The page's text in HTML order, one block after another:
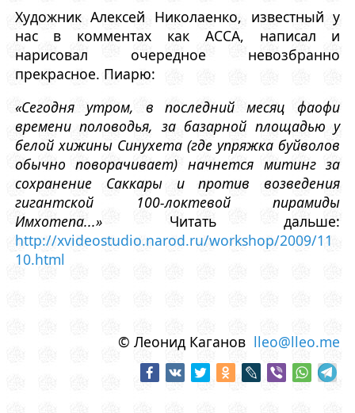
Художник Алексей Николаенко, известный у
нас в комментах как ACCA, написал и
нарисовал очередное невозбранно
прекрасное. Пиарю:
«Сегодня утром, в последний месяц фаофи
времени половодья, за базарной площадью у
белой хижины Синухета (где упряжка буйволов
обычно поворачивает) начнется митинг за
сохранение Саккары и против возведения
гигантской 100-локтевой пирамиды
Имхотепа...»Читать дальше:
http://xvideostudio.narod.ru/workshop/2009/11
10.html
© Леонид Каганов lleo@lleo.me